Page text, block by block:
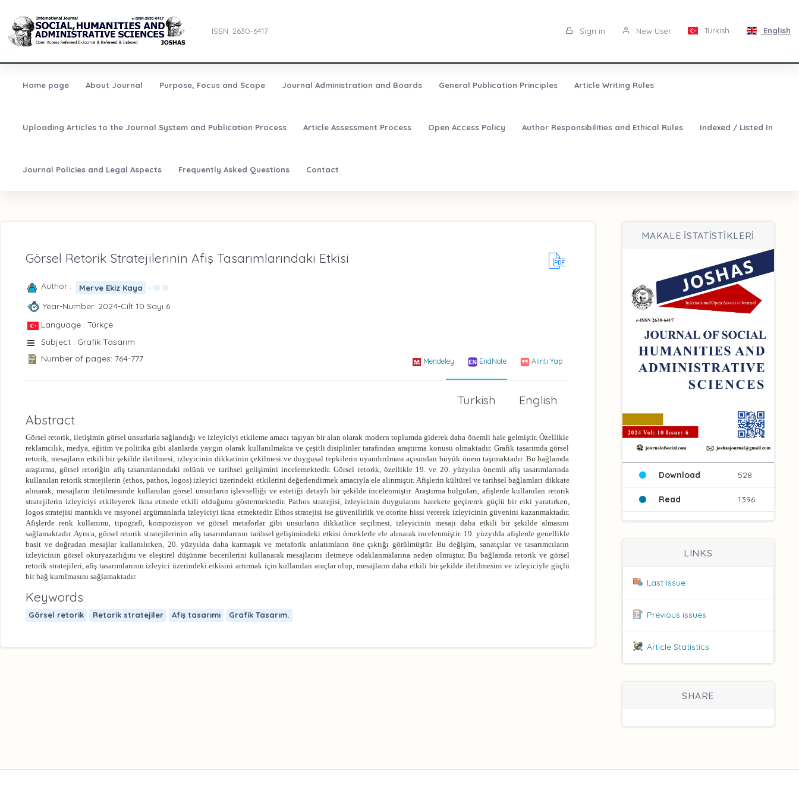
ISSN: 2630-6417 Sign in New User Turkish English
Home page About Journal Purpose, Focus and Scope Journal Administration and Boards General Publication Principles Article Writing Rules
Uploading Articles to the Journal System and Publication Process Article Assessment Process Open Access Policy Author Responsibilities and Ethical Rules Indexed / Listed In
Journal Policies and Legal Aspects Frequently Asked Questions Contact
Görsel Retorik Stratejilerinin Afiş Tasarımlarındaki Etkisi
Author : Merve Ekiz Kaya
-
Year-Number: 2024-Cilt 10 Sayı 6
Language : Türkçe
Subject : Grafik Tasarım
Number of pages: 764-777
Mendeley EndNote Alıntı Yap
English
Turkish
Abstract
Görsel retorik, iletişimin görsel unsurlarla sağlandığı ve izleyiciyi etkileme amacı taşıyan bir alan olarak modern toplumda giderek daha önemli hale gelmiştir. Özellikle
reklamcılık, medya, eğitim ve politika gibi alanlarda yaygın olarak kullanılmakta ve çeşitli disiplinler tarafından araştırma konusu olmaktadır. Grafik tasarımda görsel
retorik, mesajların etkili bir şekilde iletilmesi, izleyicinin dikkatinin çekilmesi ve duygusal tepkilerin uyandırılması açısından büyük önem taşımaktadır. Bu bağlamda
araştırma, görsel retoriğin afiş tasarımlarındaki rolünü ve tarihsel gelişimini incelemektedir. Görsel retorik, özellikle 19. ve 20. yüzyılın önemli afiş tasarımlarında
kullanılan retorik stratejilerin (ethos, pathos, logos) izleyici üzerindeki etkilerini değerlendirmek amacıyla ele alınmıştır. Afişlerin kültürel ve tarihsel bağlamları dikkate
alınarak, mesajların iletilmesinde kullanılan görsel unsurların işlevselliği ve estetiği detaylı bir şekilde incelenmiştir. Araştırma bulguları, afişlerde kullanılan retorik
stratejilerin izleyiciyi etkileyerek ikna etmede etkili olduğunu göstermektedir. Pathos stratejisi, izleyicinin duygularını harekete geçirerek güçlü bir etki yaratırken,
logos stratejisi mantıklı ve rasyonel argümanlarla izleyiciyi ikna etmektedir. Ethos stratejisi ise güvenilirlik ve otorite hissi vererek izleyicinin güvenini kazanmaktadır.
Afişlerde renk kullanımı, tipografi, kompozisyon ve görsel metaforlar gibi unsurların dikkatlice seçilmesi, izleyicinin mesajı daha etkili bir şekilde almasını
sağlamaktadır. Ayrıca, görsel retorik stratejilerinin afiş tasarımlarının tarihsel gelişimindeki etkisi örneklerle ele alınarak incelenmiştir. 19. yüzyılda afişlerde genellikle
basit ve doğrudan mesajlar kullanılırken, 20. yüzyılda daha karmaşık ve metaforik anlatımların öne çıktığı görülmüştür. Bu değişim, sanatçılar ve tasarımcıların
izleyicinin görsel okuryazarlığını ve eleştirel düşünme becerilerini kullanarak mesajlarını iletmeye odaklanmalarına neden olmuştur. Bu bağlamda retorik ve görsel
retorik stratejileri, afiş tasarımlarının izleyici üzerindeki etkisini artırmak için kullanılan araçlar olup, mesajların daha etkili bir şekilde iletilmesini ve izleyiciyle güçlü
bir bağ kurulmasını sağlamaktadır.
Keywords
Görsel retorik Retorik stratejiler Afiş tasarımı Grafik Tasarım.
MAKALE İSTATİSTİKLERİ
Download 528
Read 1396
LINKS
Last issue
Previous issues
Article Statistics
SHARE